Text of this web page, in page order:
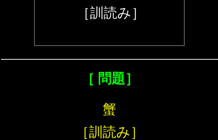
［訓読み］
［ 問題］
蟹
［訓読み］